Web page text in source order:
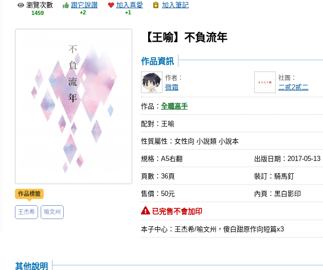
瀏覽次數
1459
跟它說讚
+2
加入喜愛
+1
加入筆記
【王喻】不負流年
作品標籤
王杰希 喻文州
作品資訊
作者：
微霜
社團：
二貳2貳二
作品： 全職高手
配對：王喻
性質屬性：女性向 小說類 小說本
規格：A5右翻 出版日期： 2017-05-13
頁數：36頁 裝訂：騎馬釘
售價：50元 內頁：黑白影印
已完售不會加印
本子中心：王杰希/喻文州，傻白甜原作向短篇x3
其他說明